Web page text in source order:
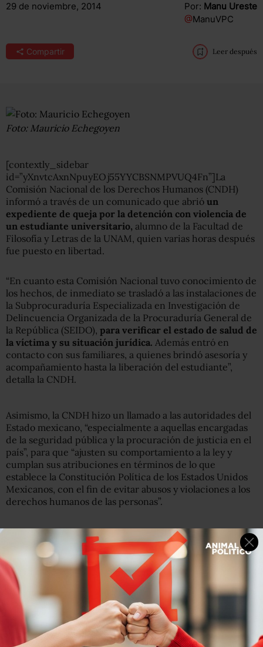
29 de noviembre, 2014 Por: Manu Ureste
@ManuVPC
Compartir Leer después
Foto: Mauricio Echegoyen
[contextly_sidebar
id=”yXnvtcAxnNpuyEOj55YYCBSNMPVUQ4Fn”]La
Comisión Nacional de los Derechos Humanos (CNDH)
informó a través de un comunicado que abrió un
expediente de queja por la detención con violencia de
un estudiante universitario, alumno de la Facultad de
Filosofía y Letras de la UNAM, quien varias horas después
fue puesto en libertad.
“En cuanto esta Comisión Nacional tuvo conocimiento de
los hechos, de inmediato se trasladó a las instalaciones de
la Subprocuraduría Especializada en Investigación de
Delincuencia Organizada de la Procuraduría General de
la República (SEIDO), para verificar el estado de salud de
la víctima y su situación jurídica. Además entró en
contacto con sus familiares, a quienes brindó asesoría y
acompañamiento hasta la liberación del estudiante”,
detalla la CNDH.
Asimismo, la CNDH hizo un llamado a las autoridades del
Estado mexicano, “especialmente a aquellas encargadas
de la seguridad pública y la procuración de justicia en el
país”, para que “ajusten su comportamiento a la ley y
cumplan sus atribuciones en términos de lo que
establece la Constitución Política de los Estados Unidos
Mexicanos, con el fin de evitar abusos y violaciones a los
derechos humanos de las personas”.
Como parte de su investigación, la Comisión Nacional
solicitará los informes respectivos a las autoridades
señaladas como responsables, y en su momento emitirá la
determinación correspondiente.